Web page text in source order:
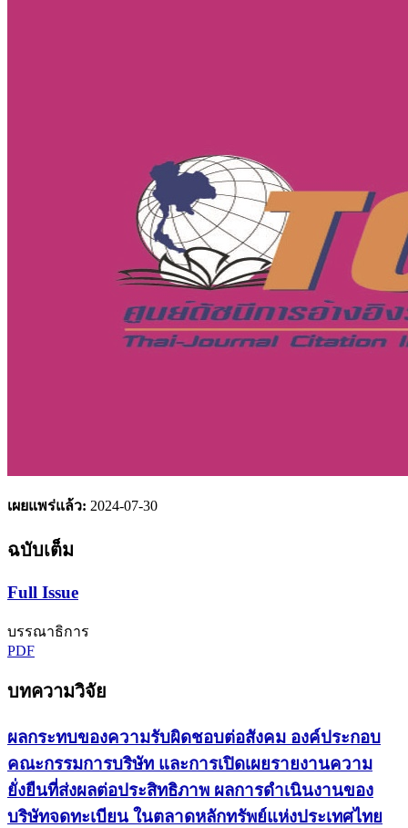
เผยแพร่แล้ว: 2024-07-30
ฉบับเต็ม
Full Issue
บรรณาธิการ
PDF
บทความวิจัย
ผลกระทบของความรับผิดชอบต่อสังคม องค์ประกอบ
คณะกรรมการบริษัท และการเปิดเผยรายงานความ
ยั่งยืนที่ส่งผลต่อประสิทธิภาพ ผลการดำเนินงานของ
บริษัทจดทะเบียน ในตลาดหลักทรัพย์แห่งประเทศไทย